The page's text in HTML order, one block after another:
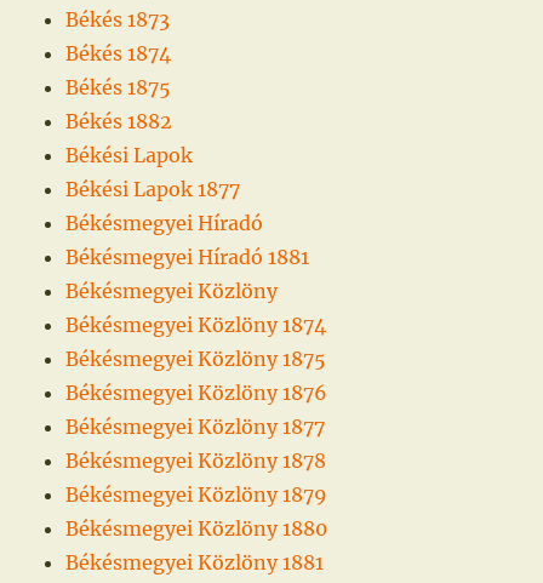
Békés 1873
Békés 1874
Békés 1875
Békés 1882
Békési Lapok
Békési Lapok 1877
Békésmegyei Híradó
Békésmegyei Híradó 1881
Békésmegyei Közlöny
Békésmegyei Közlöny 1874
Békésmegyei Közlöny 1875
Békésmegyei Közlöny 1876
Békésmegyei Közlöny 1877
Békésmegyei Közlöny 1878
Békésmegyei Közlöny 1879
Békésmegyei Közlöny 1880
Békésmegyei Közlöny 1881